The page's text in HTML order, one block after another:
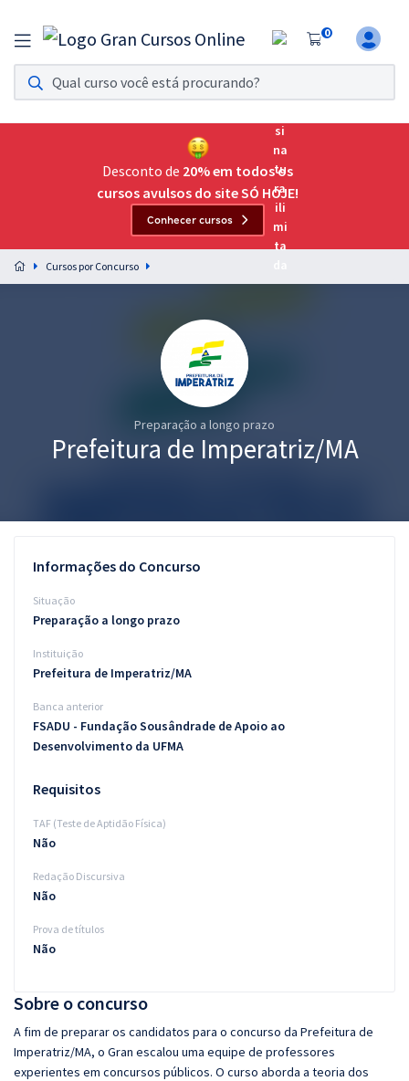
0
Assinatura Ilimitada 11
Acesso a todos os cursos. Teste grátis por 7 dias!
Assinatura OAB Até Passar
Acesso ilimitado a toda preparação para o Exame da
Preparação completa e intensiva para as principais
residências em saúde do Brasil
Graduação
Questões grátis
Blog
Aprovados
Desconto de 20% em todos os
cursos avulsos do site SÓ HOJE!
Conhecer cursos
Cursos por Concurso
Preparação a longo prazo
Prefeitura de Imperatriz/MA
Sobre o concurso
A fim de preparar os candidatos para o concurso da Prefeitura de
Imperatriz/MA, o Gran escalou uma equipe de professores
experientes em concursos públicos. O curso aborda a teoria dos
Informações do Concurso
Situação
Preparação a longo prazo
Instituição
Prefeitura de Imperatriz/MA
Banca anterior
FSADU - Fundação Sousândrade de Apoio ao
Desenvolvimento da UFMA
Requisitos
TAF (Teste de Aptidão Física)
Não
Redação Discursiva
Não
Prova de títulos
Não